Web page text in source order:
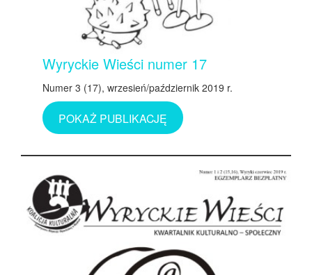
Wyryckie Wieści numer 17
Numer 3 (17), wrzesień/październik 2019 r.
POKAŻ PUBLIKACJĘ